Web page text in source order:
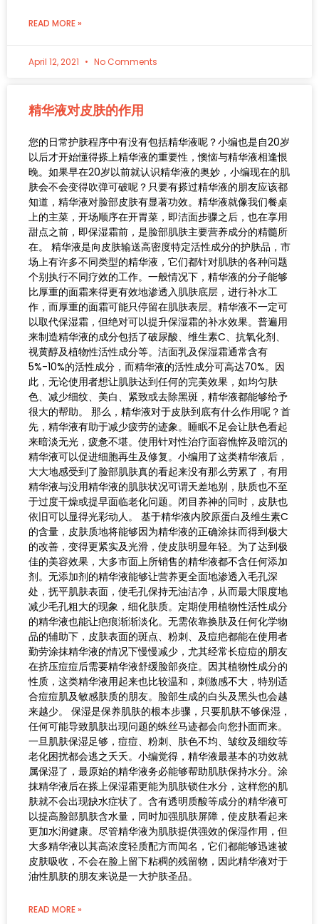
READ MORE »
April 12, 2021 No Comments
精华液对皮肤的作用
您的日常护肤程序中有没有包括精华液呢？小编也是自20岁
以后才开始懂得搽上精华液的重要性，懊恼与精华液相逢恨
晚。如果早在20岁以前就认识精华液的奥妙，小编现在的肌
肤会不会变得吹弹可破呢？只要有搽过精华液的朋友应该都
知道，精华液对脸部皮肤有显著功效。精华液就像我们餐桌
上的主菜，开场顺序在开胃菜，即洁面步骤之后，也在享用
甜点之前，即保湿霜前，是脸部肌肤主要营养成分的精髓所
在。 精华液是向皮肤输送高密度特定活性成分的护肤品，市
场上有许多不同类型的精华液，它们都针对肌肤的各种问题
个别执行不同疗效的工作。一般情况下，精华液的分子能够
比厚重的面霜来得更有效地渗透入肌肤底层，进行补水工
作，而厚重的面霜可能只停留在肌肤表层。精华液不一定可
以取代保湿霜，但绝对可以提升保湿霜的补水效果。普遍用
来制造精华液的成分包括了破尿酸、维生素C、抗氧化剂、
视黄醇及植物性活性成分等。洁面乳及保湿霜通常含有
5%-10%的活性成分，而精华液的活性成分可高达70%。因
此，无论使用者想让肌肤达到任何的完美效果，如均匀肤
色、减少细纹、美白、紧致或去除黑斑，精华液都能够给予
很大的帮助。 那么，精华液对于皮肤到底有什么作用呢？首
先，精华液有助于减少疲劳的迹象。睡眠不足会让肤色看起
来暗淡无光，疲惫不堪。使用针对性治疗面容憔悴及暗沉的
精华液可以促进细胞再生及修复。小编用了这类精华液后，
大大地感受到了脸部肌肤真的看起来没有那么劳累了，有用
精华液与没用精华液的肌肤状况可谓天差地别，肤质也不至
于过度干燥或提早面临老化问题。闭目养神的同时，皮肤也
依旧可以显得光彩动人。 基于精华液内胶原蛋白及维生素C
的含量，皮肤质地将能够因为精华液的正确涂抹而得到极大
的改善，变得更紧实及光滑，使皮肤明显年轻。为了达到极
佳的美容效果，大多市面上所销售的精华液都不含任何添加
剂。无添加剂的精华液能够让营养更全面地渗透入毛孔深
处，抚平肌肤表面，使毛孔保持无油洁净，从而最大限度地
减少毛孔粗大的现象，细化肤质。定期使用植物性活性成分
的精华液也能让疤痕渐渐淡化。无需依靠换肤及任何化学物
品的辅助下，皮肤表面的斑点、粉刺、及痘疤都能在使用者
勤劳涂抹精华液的情况下慢慢减少，尤其经常长痘痘的朋友
在挤压痘痘后需要精华液舒缓脸部炎症。因其植物性成分的
性质，这类精华液用起来也比较温和，刺激感不大，特别适
合痘痘肌及敏感肤质的朋友。脸部生成的白头及黑头也会越
来越少。 保湿是保养肌肤的根本步骤，只要肌肤不够保湿，
任何可能导致肌肤出现问题的蛛丝马迹都会向您扑面而来。
一旦肌肤保湿足够，痘痘、粉刺、肤色不均、皱纹及细纹等
老化困扰都会逃之夭夭。小编觉得，精华液最基本的功效就
属保湿了，最原始的精华液务必能够帮助肌肤保持水分。涂
抹精华液后在搽上保湿霜更能为肌肤锁住水分，这样您的肌
肤就不会出现缺水症状了。含有透明质酸等成分的精华液可
以提高脸部肌肤含水量，同时加强肌肤屏障，使皮肤看起来
更加水润健康。尽管精华液为肌肤提供强效的保湿作用，但
大多精华液以其高浓度轻质配方而闻名，它们都能够迅速被
皮肤吸收，不会在脸上留下粘稠的残留物，因此精华液对于
油性肌肤的朋友来说是一大护肤圣品。
READ MORE »